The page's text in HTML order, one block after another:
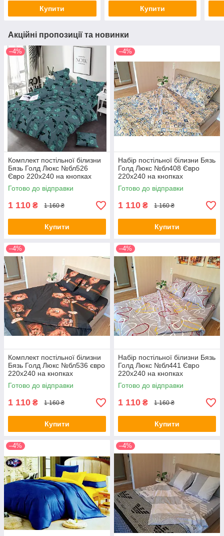
Купити Купити
Акційні пропозиції та новинки
–4%
Комплект постільної білизни
Бязь Голд Люкс №бл526
Євро 220х240 на кнопках
Готово до відправки
1 110 ₴ 1 160 ₴
Купити
–4%
Набір постільної білизни Бязь
Голд Люкс №бл408 Євро
220х240 на кнопках
Готово до відправки
1 110 ₴ 1 160 ₴
Купити
–4%
Комплект постільної білизни
Бязь Голд Люкс №бл536 євро
220х240 на кнопках
Готово до відправки
1 110 ₴ 1 160 ₴
Купити
–4%
Набір постільної білизни Бязь
Голд Люкс №бл441 Євро
220х240 на кнопках
Готово до відправки
1 110 ₴ 1 160 ₴
Купити
–4% –4%